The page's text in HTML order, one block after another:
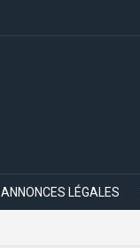
ANNONCES LÉGALES